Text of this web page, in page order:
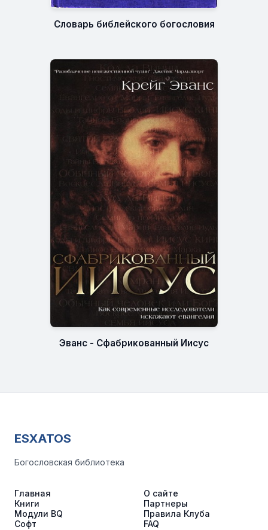
Словарь библейского богословия
Эванс - Сфабрикованный Иисус
ESXATOS
Богословская библиотека
Главная
Книги
Модули BQ
Софт
О сайте
Партнеры
Правила Клуба
FAQ